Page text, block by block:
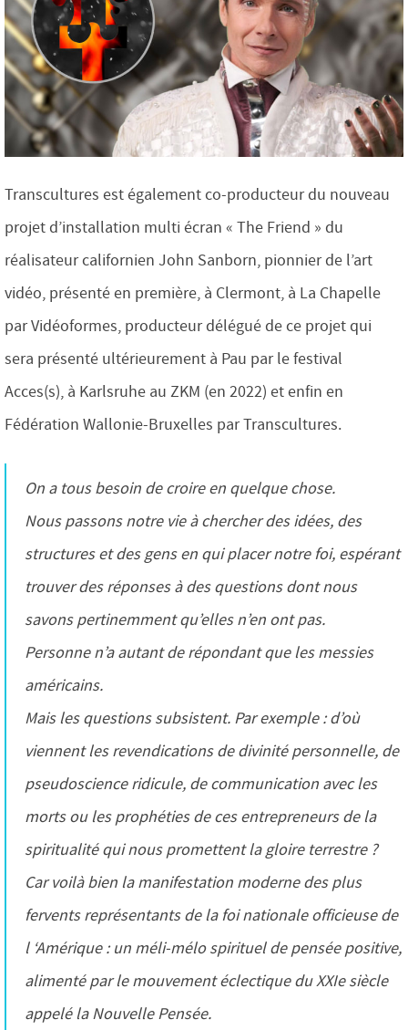
Transcultures est également co-producteur du nouveau
projet d’installation multi écran « The Friend » du
réalisateur californien John Sanborn, pionnier de l’art
vidéo, présenté en première, à Clermont, à La Chapelle
par Vidéoformes, producteur délégué de ce projet qui
sera présenté ultérieurement à Pau par le festival
Acces(s), à Karlsruhe au ZKM (en 2022) et enfin en
Fédération Wallonie-Bruxelles par Transcultures.
On a tous besoin de croire en quelque chose.
Nous passons notre vie à chercher des idées, des
structures et des gens en qui placer notre foi, espérant
trouver des réponses à des questions dont nous
savons pertinemment qu’elles n’en ont pas.
Personne n’a autant de répondant que les messies
américains.
Mais les questions subsistent. Par exemple : d’où
viennent les revendications de divinité personnelle, de
pseudoscience ridicule, de communication avec les
morts ou les prophéties de ces entrepreneurs de la
spiritualité qui nous promettent la gloire terrestre ?
Car voilà bien la manifestation moderne des plus
fervents représentants de la foi nationale officieuse de
l ‘Amérique : un méli-mélo spirituel de pensée positive,
alimenté par le mouvement éclectique du XXIe siècle
appelé la Nouvelle Pensée.